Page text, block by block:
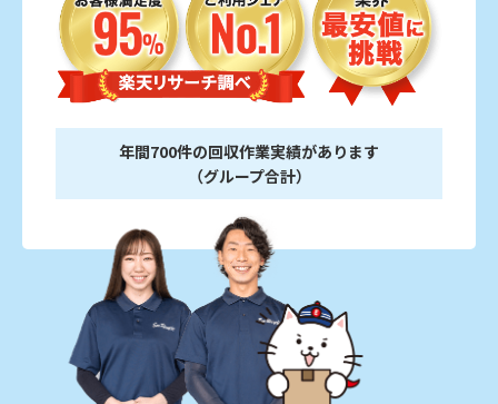
年間700件の回収作業実績があります
（グループ合計）